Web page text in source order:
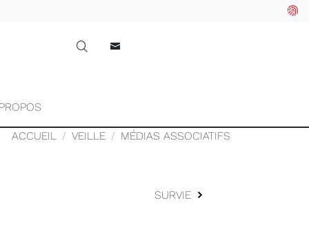
ACCUEIL VEILLE MÉDIAS ASSOCIATIFS
SURVIE